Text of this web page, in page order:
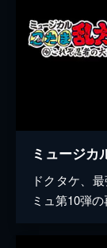
ドクタケ、
ミュ第10弾の